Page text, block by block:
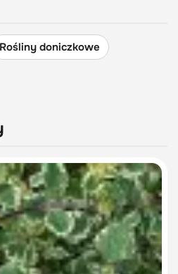
Rośliny doniczkowe